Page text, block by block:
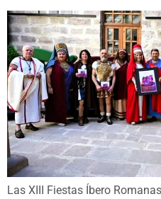
Las XIII Fiestas Íbero